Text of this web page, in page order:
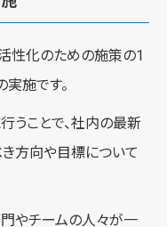
性化のための施策の1
施です。
うことで、社内の最新
方向や目標について
門やチームの人々が一